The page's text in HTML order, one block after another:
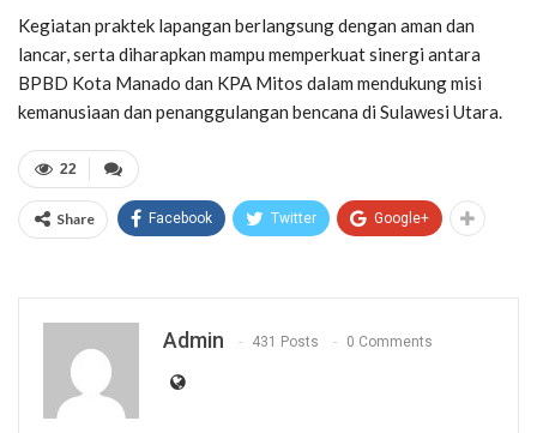
Kegiatan praktek lapangan berlangsung dengan aman dan
lancar, serta diharapkan mampu memperkuat sinergi antara
BPBD Kota Manado dan KPA Mitos dalam mendukung misi
kemanusiaan dan penanggulangan bencana di Sulawesi Utara.
22
Share Facebook Twitter Google+
Admin 431 Posts 0 Comments